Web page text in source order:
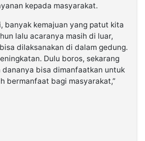
kepada masyarakat.
banyak kemajuan yang patut kita
lalu acaranya masih di luar,
dilaksanakan di dalam gedung.
Dulu boros, sekarang
dananya bisa dimanfaatkan untuk
bermanfaat bagi masyarakat,”